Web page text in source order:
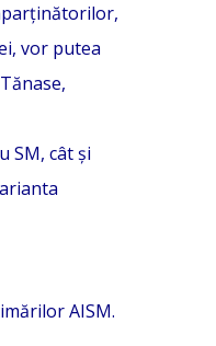
vor putea
SM, cât și
AISM.